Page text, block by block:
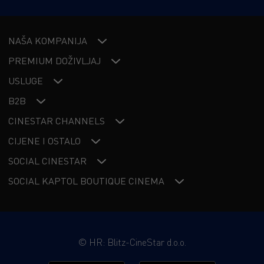
karijere i živote. Potraga za slobodom za ove umjetnike
vlastitim uvjerenjima.
NAŠA KOMPANIJA
PREMIUM DOŽIVLJAJ
USLUGE
B2B
CINESTAR CHANNELS
CIJENE I OSTALO
SOCIAL CINESTAR
SOCIAL KAPTOL BOUTIQUE CINEMA
© HR: Blitz-CineStar d.o.o.